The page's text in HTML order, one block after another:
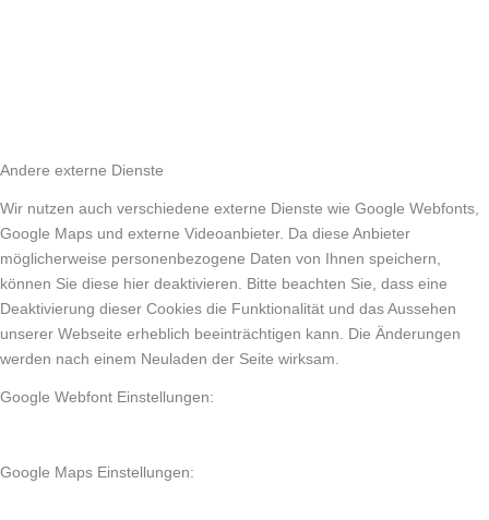
Andere externe Dienste
Wir nutzen auch verschiedene externe Dienste wie Google Webfonts,
Google Maps und externe Videoanbieter. Da diese Anbieter
möglicherweise personenbezogene Daten von Ihnen speichern,
können Sie diese hier deaktivieren. Bitte beachten Sie, dass eine
Deaktivierung dieser Cookies die Funktionalität und das Aussehen
unserer Webseite erheblich beeinträchtigen kann. Die Änderungen
werden nach einem Neuladen der Seite wirksam.
Google Webfont Einstellungen:
Google Maps Einstellungen: